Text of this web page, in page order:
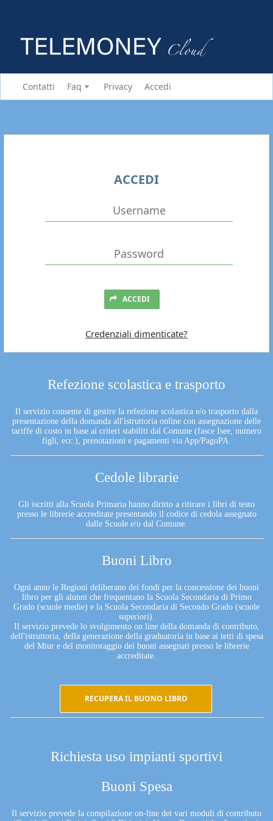
Contatti Faq Privacy Accedi
Refezione scolastica e trasporto
Il servizio consente di gestire la refezione scolastica e/o trasporto dalla
presentazione della domanda all'istruttoria online con assegnazione delle
tariffe di costo in base ai criteri stabiliti dal Comune (fasce Isee, numero
figli, ecc.), prenotazioni e pagamenti via App/PagoPA.
Cedole librarie
Gli iscritti alla Scuola Primaria hanno diritto a ritirare i libri di testo
presso le librerie accreditate presentando il codice di cedola assegnato
dalle Scuole e/o dal Comune.
Buoni Libro
Ogni anno le Regioni deliberano dei fondi per la concessione dei buoni
libro per gli alunni che frequentano la Scuola Secondaria di Primo
Grado (scuole medie) e la Scuola Secondaria di Secondo Grado (scuole
superiori).
Il servizio prevede lo svolgimento on line della domanda di contributo,
dell'istruttoria, della generazione della graduatoria in base ai tetti di spesa
del Miur e del monitoraggio dei buoni assegnati presso le librerie
accreditate.
RECUPERA IL BUONO LIBRO
Richiesta uso impianti sportivi
Buoni Spesa
Il servizio prevede la compilazione on-line dei vari moduli di contributo
ACCEDI
ACCEDI
Credenziali dimenticate?